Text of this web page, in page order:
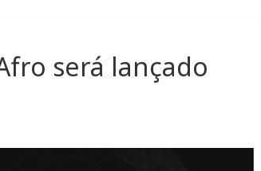
será lançado